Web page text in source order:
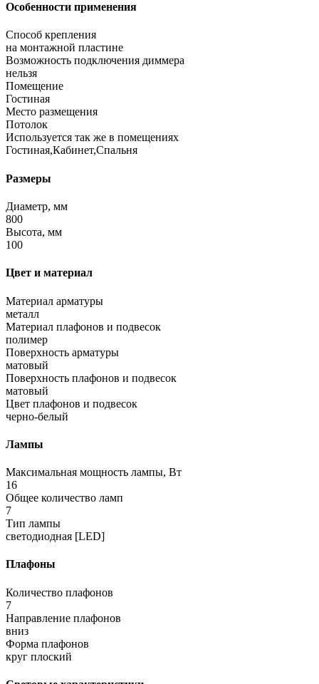
Особенности применения
Способ крепления
на монтажной пластине
Возможность подключения диммера
нельзя
Помещение
Гостиная
Место размещения
Потолок
Используется так же в помещениях
Гостиная,Кабинет,Спальня
Размеры
Диаметр, мм
800
Высота, мм
100
Цвет и материал
Материал арматуры
металл
Материал плафонов и подвесок
полимер
Поверхность арматуры
матовый
Поверхность плафонов и подвесок
матовый
Цвет плафонов и подвесок
черно-белый
Лампы
Максимальная мощность лампы, Вт
16
Общее количество ламп
7
Тип лампы
светодиодная [LED]
Плафоны
Количество плафонов
7
Направление плафонов
вниз
Форма плафонов
круг плоский